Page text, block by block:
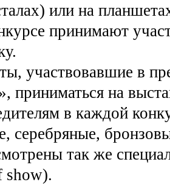
или на
принимают
участвовавшие в
приниматься на
в каждой
серебряные,
так же
show).